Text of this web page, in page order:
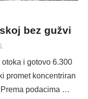
bez gužvi
i gotovo 6.300
promet koncentriran
podacima …